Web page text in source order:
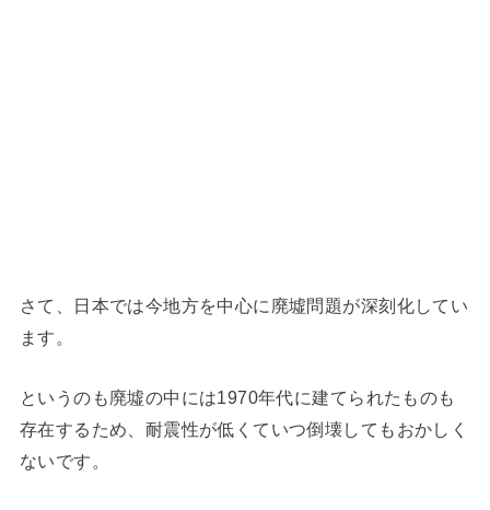
さて、日本では今地方を中心に廃墟問題が深刻化してい
ます。
というのも廃墟の中には1970年代に建てられたものも
存在するため、耐震性が低くていつ倒壊してもおかしく
ないです。